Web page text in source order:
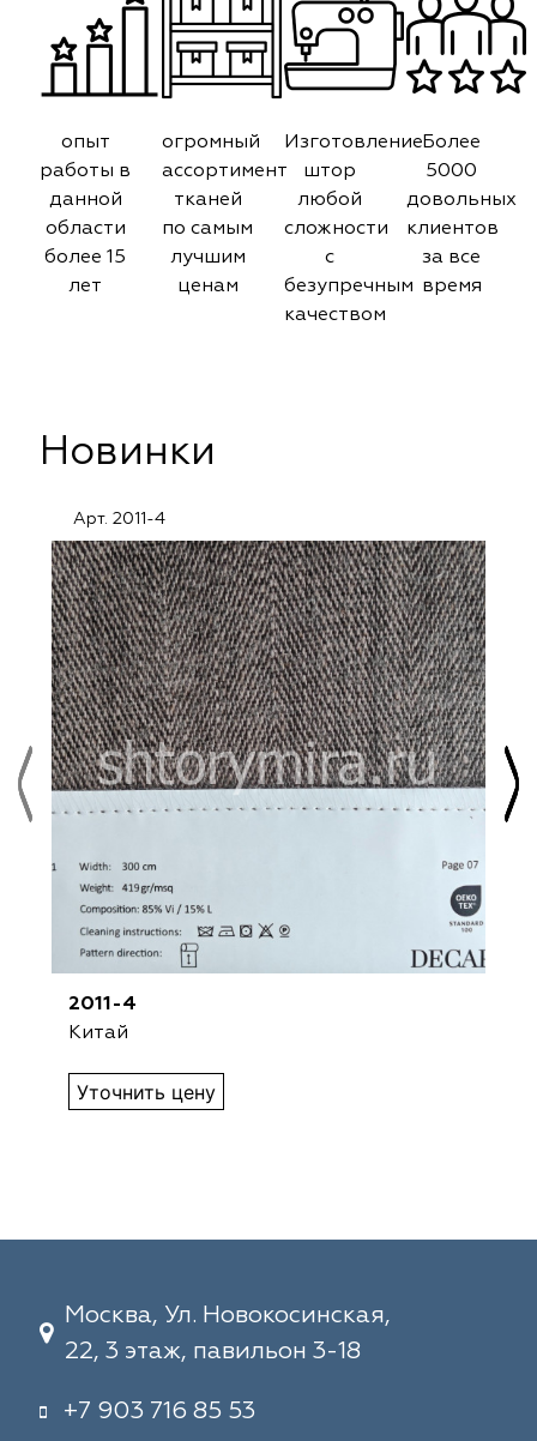
опыт
работы в
данной
области
более 15
лет
огромный
ассортимент
тканей
по самым
лучшим
ценам
Изготовление
штор
любой
сложности
с
безупречным
качеством
Более
5000
довольных
клиентов
за все
время
Новинки
Арт. 2011-4
2011-4
Китай
Уточнить цену
Москва, Ул. Новокосинская,
22, 3 этаж, павильон 3-18
+7 903 716 85 53